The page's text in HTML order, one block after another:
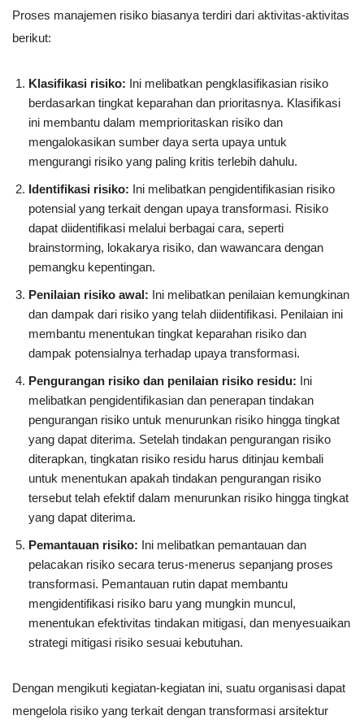
Proses manajemen risiko biasanya terdiri dari aktivitas-aktivitas
berikut:
Klasifikasi risiko: Ini melibatkan pengklasifikasian risiko
berdasarkan tingkat keparahan dan prioritasnya. Klasifikasi
ini membantu dalam memprioritaskan risiko dan
mengalokasikan sumber daya serta upaya untuk
mengurangi risiko yang paling kritis terlebih dahulu.
Identifikasi risiko: Ini melibatkan pengidentifikasian risiko
potensial yang terkait dengan upaya transformasi. Risiko
dapat diidentifikasi melalui berbagai cara, seperti
brainstorming, lokakarya risiko, dan wawancara dengan
pemangku kepentingan.
Penilaian risiko awal: Ini melibatkan penilaian kemungkinan
dan dampak dari risiko yang telah diidentifikasi. Penilaian ini
membantu menentukan tingkat keparahan risiko dan
dampak potensialnya terhadap upaya transformasi.
Pengurangan risiko dan penilaian risiko residu: Ini
melibatkan pengidentifikasian dan penerapan tindakan
pengurangan risiko untuk menurunkan risiko hingga tingkat
yang dapat diterima. Setelah tindakan pengurangan risiko
diterapkan, tingkatan risiko residu harus ditinjau kembali
untuk menentukan apakah tindakan pengurangan risiko
tersebut telah efektif dalam menurunkan risiko hingga tingkat
yang dapat diterima.
Pemantauan risiko: Ini melibatkan pemantauan dan
pelacakan risiko secara terus-menerus sepanjang proses
transformasi. Pemantauan rutin dapat membantu
mengidentifikasi risiko baru yang mungkin muncul,
menentukan efektivitas tindakan mitigasi, dan menyesuaikan
strategi mitigasi risiko sesuai kebutuhan.
Dengan mengikuti kegiatan-kegiatan ini, suatu organisasi dapat
mengelola risiko yang terkait dengan transformasi arsitektur